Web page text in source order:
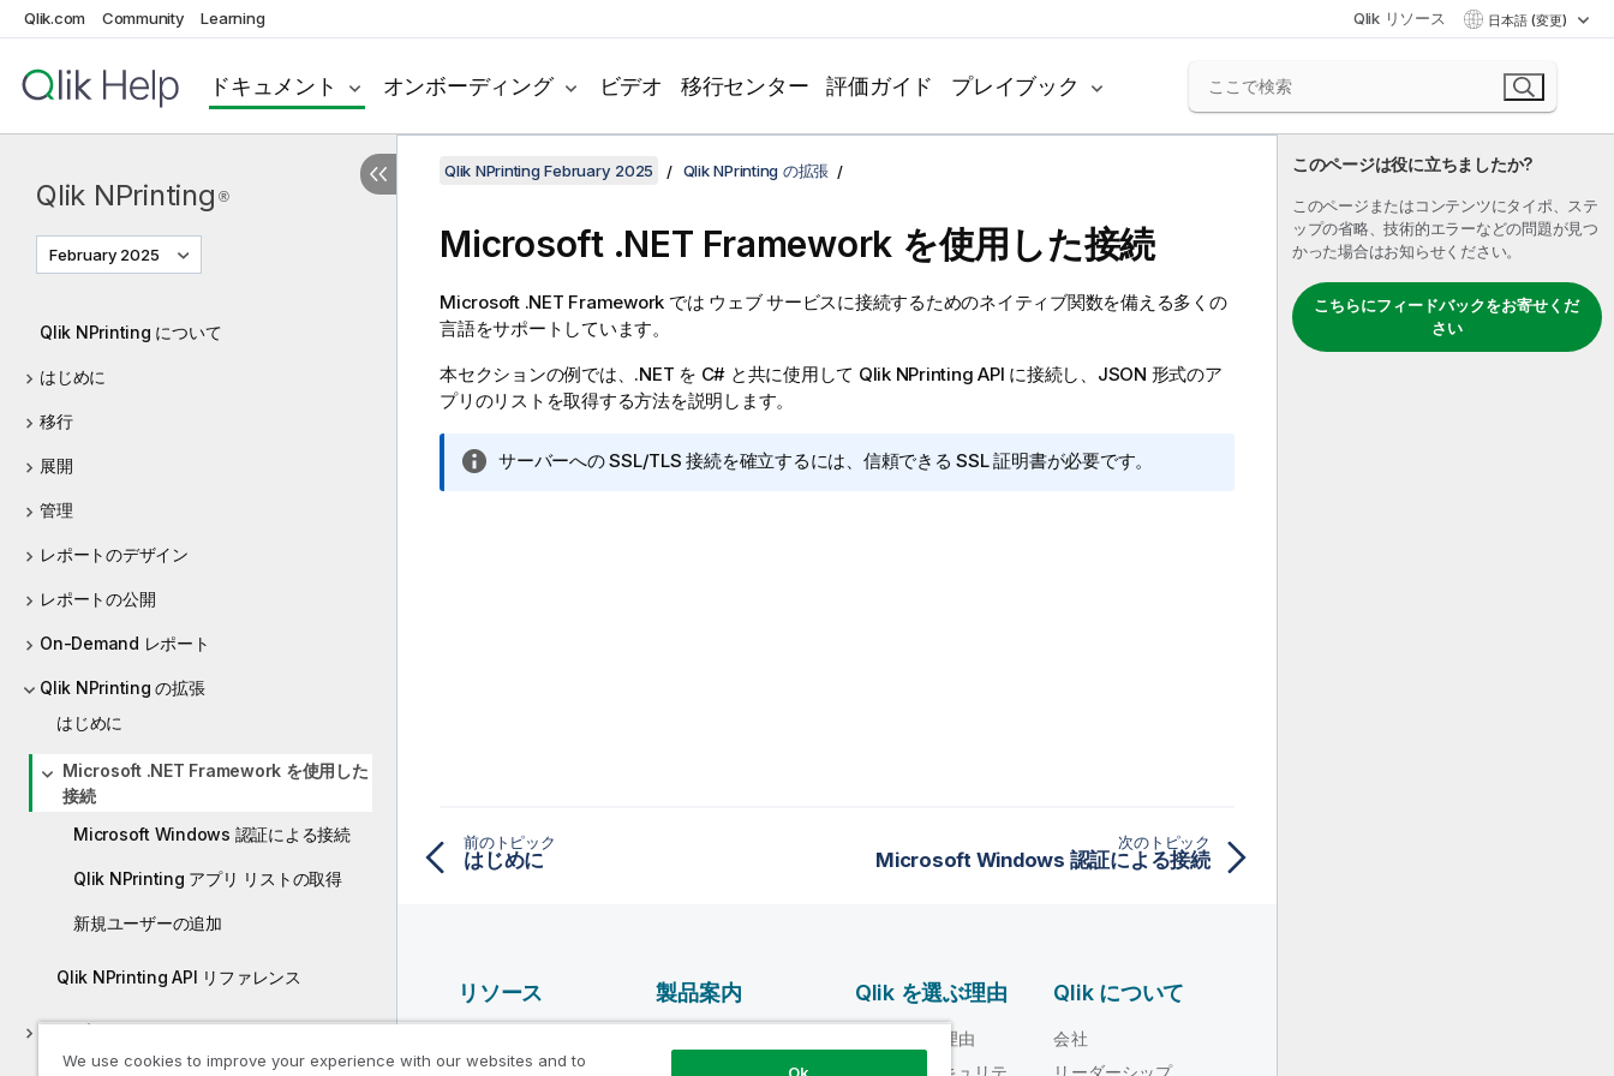
Qlik.com Community Learning Qlik リソース 日本語 (変更)
ドキュメント オンボーディング ビデオ 移行センター 評価ガイド プレイブック
Qlik NPrinting ®
February 2025
Qlik NPrinting について
はじめに
移行
展開
管理
レポートのデザイン
レポートの公開
On-Demand レポート
Qlik NPrinting の拡張
はじめに
Microsoft .NET Framework を使用した
接続
Microsoft Windows 認証による接続
Qlik NPrinting アプリ リストの取得
新規ユーザーの追加
Qlik NPrinting API リファレンス
トラブルシューティング
このページは役に立ちましたか?
このページまたはコンテンツにタイポ、ステ
ップの省略、技術的エラーなどの問題が見つ
かった場合はお知らせください。
こちらにフィードバックをお寄せくだ
さい
Qlik NPrinting February 2025 Qlik NPrinting の拡張
Microsoft .NET Framework を使用した接続
Microsoft .NET Framework では ウェブ サービスに接続するためのネイティブ関数を備える多くの
言語をサポートしています。
本セクションの例では、 .NET を C# と共に使用して Qlik NPrinting API に接続し、 JSON 形式のア
プリのリストを取得する方法を説明します。
情
サーバーへの SSL/TLS 接続を確立するには、信頼できる SSL 証明書が必要です。
前のトピック
はじめに
次のトピック
Microsoft Windows 認証による接続
リソース
Qlik Developer
製品案内
品質
Qlik を選ぶ理由
Qlik を選ぶ理由
信頼性とセキュリテ
Qlik について
会社
リーダーシップ
We use cookies to improve your experience with our websites and to